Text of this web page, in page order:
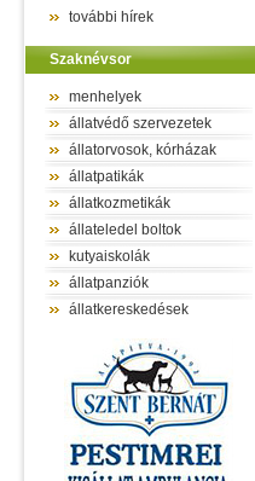
további hírek
Szaknévsor
menhelyek
állatvédő szervezetek
állatorvosok, kórházak
állatpatikák
állatkozmetikák
állateledel boltok
kutyaiskolák
állatpanziók
állatkereskedések